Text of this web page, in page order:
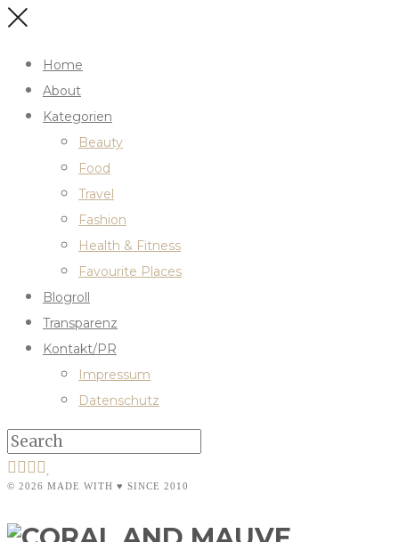
Home
About
Kategorien
Beauty
Food
Travel
Fashion
Health & Fitness
Favourite Places
Blogroll
Transparenz
Kontakt/PR
Impressum
Datenschutz
© 2026 MADE WITH ♥ SINCE 2010